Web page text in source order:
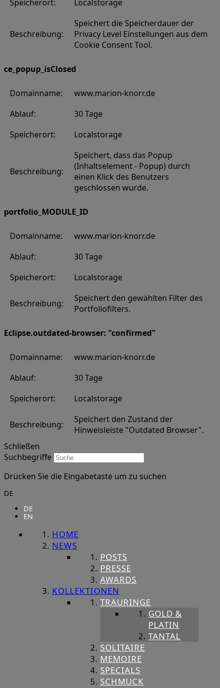
Speicherort:
Localstorage
Beschreibung:
Speichert die Speicherdauer der
Privacy Level Einstellungen aus dem
Cookie Consent Tool.
ce_popup_isClosed
Domainname:
www.marion-knorr.de
Ablauf:
30 Tage
Speicherort:
Localstorage
Beschreibung:
Speichert, dass das Popup
(Inhaltselement - Popup) durch
einen Klick des Benutzers
geschlossen wurde.
portfolio_MODULE_ID
Domainname:
www.marion-knorr.de
Ablauf:
30 Tage
Speicherort:
Localstorage
Beschreibung:
Speichert den gewählten Filter des
Portfoliofilters.
Eclipse.outdated-browser: "confirmed"
Domainname:
www.marion-knorr.de
Ablauf:
30 Tage
Speicherort:
Localstorage
Beschreibung:
Speichert den Zustand der
Hinweisleiste "Outdated Browser".
Schließen
Suchbegriffe
Drücken Sie die Eingabetaste um zu suchen
DE
DE
EN
HOME
NEWS
POSTS
PRESSE
AWARDS
KOLLEKTIONEN
TRAURINGE
GOLD &
PLATIN
TANTAL
SOLITAIRE
MEMOIRE
SPECIALS
SCHMUCK